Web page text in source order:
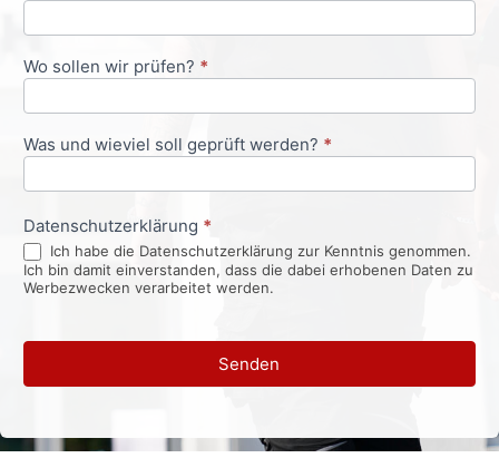
Wo sollen wir prüfen? *
Was und wieviel soll geprüft werden? *
Datenschutzerklärung *
Ich habe die Datenschutzerklärung zur Kenntnis genommen.
Ich bin damit einverstanden, dass die dabei erhobenen Daten zu
Werbezwecken verarbeitet werden.
Senden